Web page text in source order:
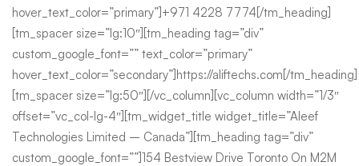
hover_text_color=”primary”]+971 4228 7774[/tm_heading]
[tm_spacer size=”lg:10″][tm_heading tag=”div”
custom_google_font=”” text_color=”primary”
hover_text_color=”secondary”]https://aliftechs.com[/tm_heading]
[tm_spacer size=”lg:50″][/vc_column][vc_column width=”1/3″
offset=”vc_col-lg-4″][tm_widget_title widget_title=”Aleef
Technologies Limited – Canada”][tm_heading tag=”div”
custom_google_font=””]154 Bestview Drive Toronto On M2M